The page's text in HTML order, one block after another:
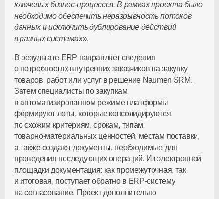
ключевыхбизнес-процессов. В рамках проекта было
необходимо обеспечить неразрывность потоков
данных и исключить дублирование действий
в разных системах».
В результате ERP направляет сведения
о потребностях внутренних заказчиков на закупку
товаров, работ или услуг в решение Naumen SRM.
Затем специалисты по закупкам
в автоматизированном режиме платформы
формируют лоты, которые консолидируются
по схожим критериям, срокам, типам
товарно-материальныхценностей, местам поставки,
а также создают документы, необходимые для
проведения последующих операций. Из электронной
площадки документация: как промежуточная, так
и итоговая, поступает обратно в ERP-систему
на согласование. Проект дополнительно